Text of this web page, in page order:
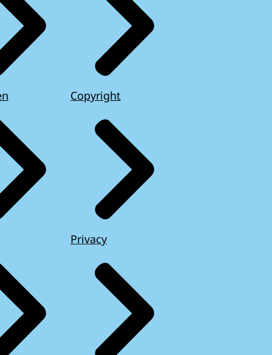
Copyright
Privacy